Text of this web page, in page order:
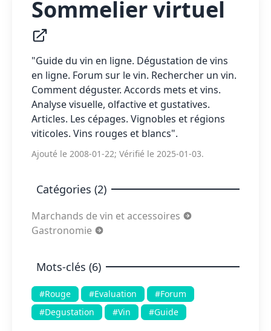
Sommelier virtuel
"Guide du vin en ligne. Dégustation de vins
en ligne. Forum sur le vin. Rechercher un vin.
Comment déguster. Accords mets et vins.
Analyse visuelle, olfactive et gustatives.
Articles. Les cépages. Vignobles et régions
viticoles. Vins rouges et blancs".
Ajouté le 2008-01-22; Vérifié le 2025-01-03.
Catégories (2)
Marchands de vin et accessoires
Gastronomie
Mots-clés (6)
#Rouge #Evaluation
#Forum
#Degustation
#Vin #Guide